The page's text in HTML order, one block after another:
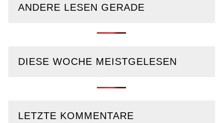
ANDERE LESEN GERADE
DIESE WOCHE MEISTGELESEN
LETZTE KOMMENTARE